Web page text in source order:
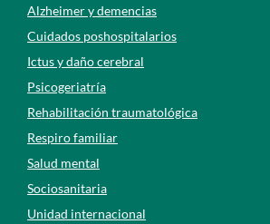
Alzheimer y demencias
Cuidados poshospitalarios
Ictus y daño cerebral
Psicogeriatría
Rehabilitación traumatológica
Respiro familiar
Salud mental
Sociosanitaria
Unidad internacional